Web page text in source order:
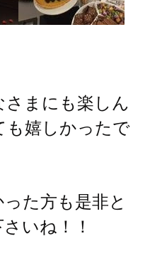
まにも楽しん
も嬉しかったで
た方も是非と
いね！！